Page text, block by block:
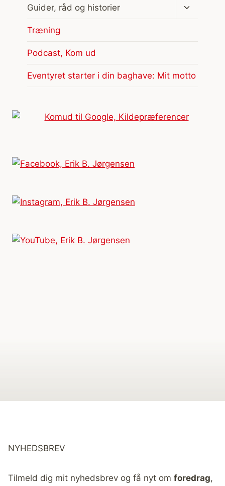
Guider, råd og historier
Skift
Træning
Podcast, Kom ud
Eventyret starter i din baghave: Mit motto
NYHEDSBREV
Tilmeld dig mit nyhedsbrev og få nyt om foredrag,